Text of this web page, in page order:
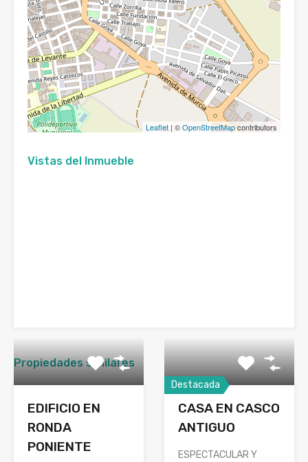
Leaflet | ©OpenStreetMapcontributors
Vistas del Inmueble
Propiedades similares
EDIFICIO EN
RONDA
PONIENTE
Destacada
CASA EN CASCO
ANTIGUO
ESPECTACULAR Y